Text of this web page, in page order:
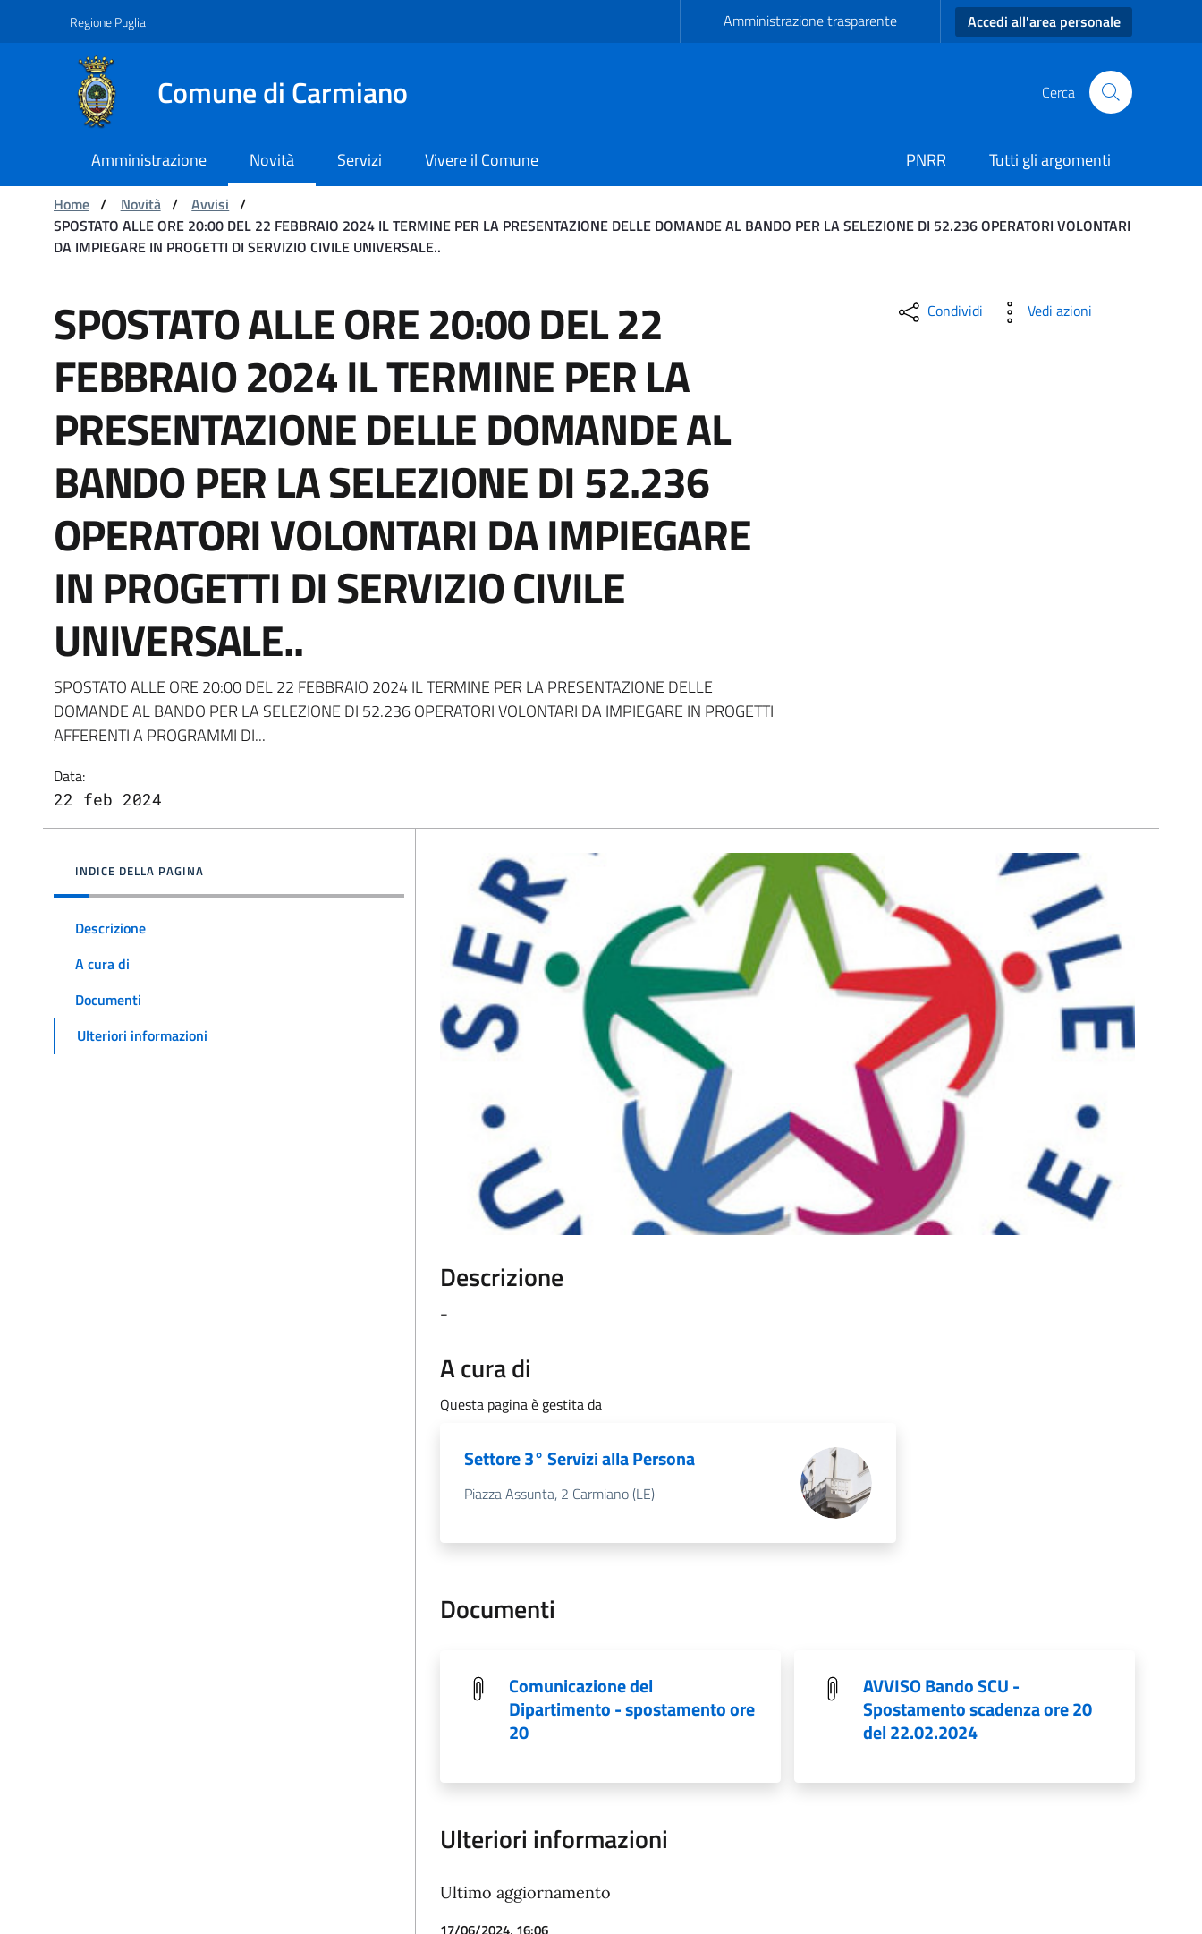
Navigazione
Salta al contenuto
Regione Puglia Amministrazione trasparente Accedi all'area personale
Comune di Carmiano Cerca
Amministrazione Novità Servizi Vivere il Comune PNRR
Tutti gli argomenti
Ti trovi in:
Home / Novità / Avvisi /
SPOSTATO ALLE ORE 20:00 DEL 22 FEBBRAIO 2024 IL TERMINE PER LA PRESENTAZIONE DELLE DOMANDE AL BANDO PER LA SELEZIONE DI 52.236 OPERATORI VOLONTARI
DA IMPIEGARE IN PROGETTI DI SERVIZIO CIVILE UNIVERSALE..
SPOSTATO ALLE ORE 20:00 DEL 22 FEBBRAIO 2024 IL TERMINE PER LA
SPOSTATO ALLE ORE 20:00 DEL 22
FEBBRAIO 2024 IL TERMINE PER LA
PRESENTAZIONE DELLE DOMANDE AL
BANDO PER LA SELEZIONE DI 52.236
OPERATORI VOLONTARI DA IMPIEGARE
IN PROGETTI DI SERVIZIO CIVILE
UNIVERSALE..
SPOSTATO ALLE ORE 20:00 DEL 22 FEBBRAIO 2024 IL TERMINE PER LA PRESENTAZIONE DELLE
DOMANDE AL BANDO PER LA SELEZIONE DI 52.236 OPERATORI VOLONTARI DA IMPIEGARE IN PROGETTI
AFFERENTI A PROGRAMMI DI...
Data:
22 feb 2024
Condividi Vedi azioni
INDICE DELLA PAGINA
Descrizione
A cura di
Documenti
Ulteriori informazioni
Descrizione
-
A cura di
Questa pagina è gestita da
Settore 3° Servizi alla Persona
Piazza Assunta, 2 Carmiano (LE)
Documenti
Comunicazione del
Dipartimento - spostamento ore
20
AVVISO Bando SCU -
Spostamento scadenza ore 20
del 22.02.2024
Ulteriori informazioni
Ultimo aggiornamento